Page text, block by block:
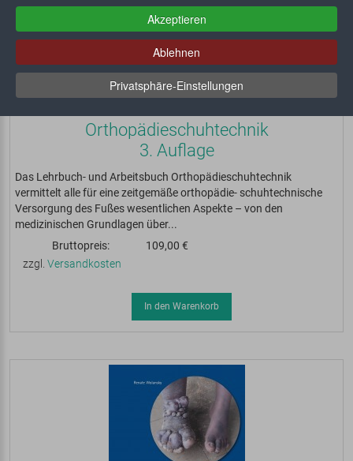
Orthopädieschuhtechnik
3. Auflage
Das Lehrbuch- und Arbeitsbuch Orthopädieschuhtechnik
vermittelt alle für eine zeitgemäße orthopädie- schuhtechnische
Versorgung des Fußes wesentlichen Aspekte – von den
medizinischen Grundlagen über...
Bruttopreis:
109,00 €
zzgl. Versandkosten
In den Warenkorb
Akzeptieren
Ablehnen
Privatsphäre-Einstellungen